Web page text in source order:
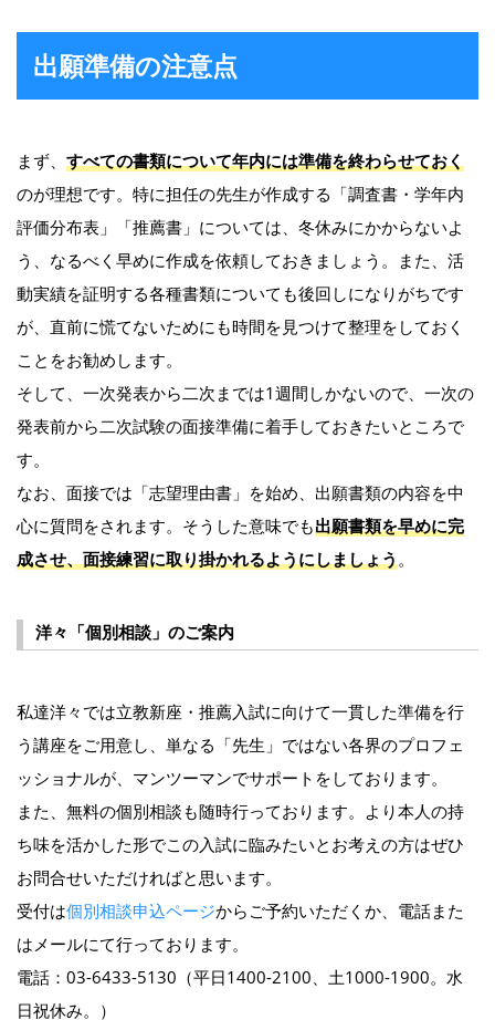
出願準備の注意点
まず、 すべての書類について年内には準備を終わらせておく
のが理想です。特に担任の先生が作成する「調査書・学年内
評価分布表」「推薦書」については、冬休みにかからないよ
う、なるべく早めに作成を依頼しておきましょう。また、活
動実績を証明する各種書類についても後回しになりがちです
が、直前に慌てないためにも時間を見つけて整理をしておく
ことをお勧めします。
そして、一次発表から二次までは1週間しかないので、一次の
発表前から二次試験の面接準備に着手しておきたいところで
す。
なお、面接では「志望理由書」を始め、出願書類の内容を中
心に質問をされます。そうした意味でも出願書類を早めに完
成させ、面接練習に取り掛かれるようにしましょう。
洋々「個別相談」のご案内
私達洋々では立教新座・推薦入試に向けて一貫した準備を行
う講座をご用意し、単なる「先生」ではない各界のプロフェ
ッショナルが、マンツーマンでサポートをしております。
また、無料の個別相談も随時行っております。より本人の持
ち味を活かした形でこの入試に臨みたいとお考えの方はぜひ
お問合せいただければと思います。
受付は個別相談申込ページからご予約いただくか、電話また
はメールにて行っております。
電話：03-6433-5130（平日1400-2100、土1000-1900。水
日祝休み。）